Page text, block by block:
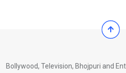
Bollywood, Television, Bhojpuri and